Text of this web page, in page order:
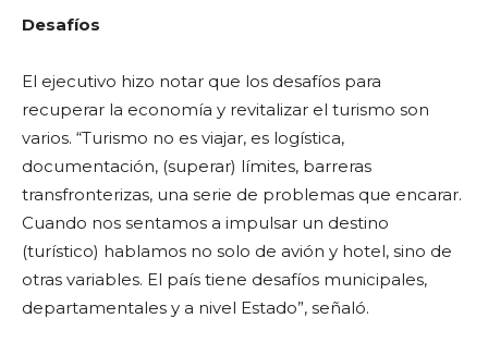
Desafíos
El ejecutivo hizo notar que los desafíos para
recuperar la economía y revitalizar el turismo son
varios. “Turismo no es viajar, es logística,
documentación, (superar) límites, barreras
transfronterizas, una serie de problemas que encarar.
Cuando nos sentamos a impulsar un destino
(turístico) hablamos no solo de avión y hotel, sino de
otras variables. El país tiene desafíos municipales,
departamentales y a nivel Estado”, señaló.